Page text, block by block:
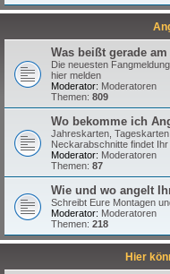
Was beißt gerade am
Die neuesten
hier melden
Moderator: Moderatoren
Themen: 809
Wo bekomme ich
Jahreskarten,
Neckarabschnitte findet Ihr
Moderator: Moderatoren
Themen: 87
Wie und wo angelt
Schreibt Eure Montagen
Moderator: Moderatoren
Themen: 218
Hier